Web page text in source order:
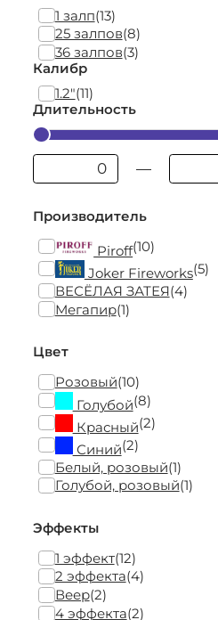
1 залп(13)
25 залпов(8)
36 залпов(3)
Калибр
1.2"(11)
Длительность
—
Производитель
Piroff(10)
Joker Fireworks(5)
ВЕСЁЛАЯ ЗАТЕЯ(4)
Мегапир(1)
Цвет
Розовый(10)
Голубой(8)
Красный(2)
Синий(2)
Белый, розовый(1)
Голубой, розовый(1)
Эффекты
1 эффект(12)
2 эффекта(4)
Веер(2)
4 эффекта(2)